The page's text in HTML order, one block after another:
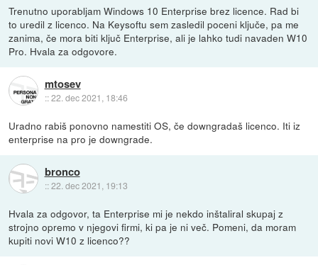
Trenutno uporabljam Windows 10 Enterprise brez licence. Rad bi
to uredil z licenco. Na Keysoftu sem zasledil poceni ključe, pa me
zanima, če mora biti ključ Enterprise, ali je lahko tudi navaden W10
Pro. Hvala za odgovore.
mtosev
::22. dec 2021, 18:46
Uradno rabiš ponovno namestiti OS, če downgradaš licenco. Iti iz
enterprise na pro je downgrade.
bronco
::22. dec 2021, 19:13
Hvala za odgovor, ta Enterprise mi je nekdo inštaliral skupaj z
strojno opremo v njegovi firmi, ki pa je ni več. Pomeni, da moram
kupiti novi W10 z licenco??